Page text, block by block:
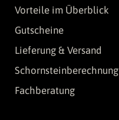
Vorteile im Überblick
Gutscheine
Lieferung & Versand
Schornsteinberechnung
Fachberatung